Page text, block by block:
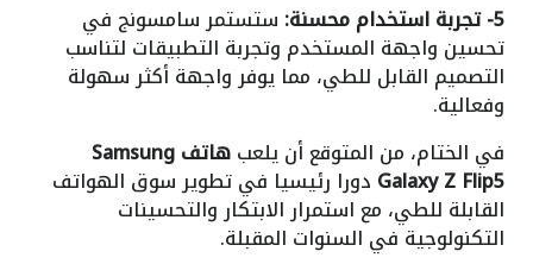
5- تجربة استخدام محسنة:
ستستمر سامسونج في
تحسين واجهة المستخدم وتجربة التطبيقات لتناسب
التصميم القابل للطي، مما يوفر واجهة أكثر سهولة
وفعالية.
في الختام، من المتوقع أن يلعب
هاتف Samsung
Galaxy Z Flip5 دورا رئيسيا في تطوير سوق الهواتف
القابلة للطي، مع استمرار الابتكار والتحسينات
التكنولوجية في السنوات المقبلة.